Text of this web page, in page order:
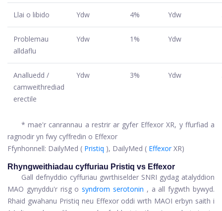
Llai o libido Ydw 4% Ydw
Problemau
alldaflu
Ydw 1% Ydw
Analluedd /
camweithrediad
erectile
Ydw 3% Ydw
* mae'r canrannau a restrir ar gyfer Effexor XR, y ffurfiad a
ragnodir yn fwy cyffredin o Effexor
Ffynhonnell: DailyMed ( Pristiq ), DailyMed ( EffexorXR)
Rhyngweithiadau cyffuriau Pristiq vs Effexor
Gall defnyddio cyffuriau gwrthiselder SNRI gydag atalyddion
MAO gynyddu'r risg osyndrom serotonin , a all fygwth bywyd.
Rhaid gwahanu Pristiq neu Effexor oddi wrth MAOI erbyn saith i